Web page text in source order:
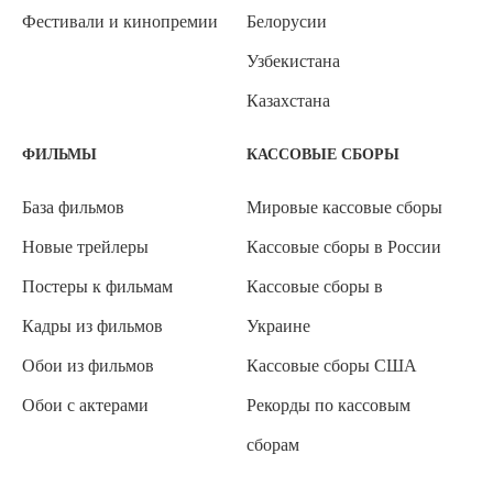
Фестивали и кинопремии Белорусии
Узбекистана
Казахстана
ФИЛЬМЫ
База фильмов
Новые трейлеры
Постеры к фильмам
Кадры из фильмов
Обои из фильмов
Обои с актерами
КАССОВЫЕ СБОРЫ
Мировые кассовые сборы
Кассовые сборы в России
Кассовые сборы в
Украине
Кассовые сборы США
Рекорды по кассовым
сборам